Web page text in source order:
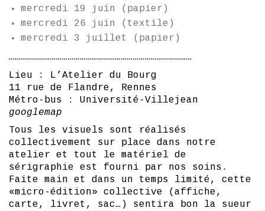
mercredi 19 juin (papier)
mercredi 26 juin (textile)
mercredi 3 juillet (papier)
…………………………………………………………………………………
Lieu : L’Atelier du Bourg
11 rue de Flandre, Rennes
Métro-bus : Université-Villejean
googlemap
Tous les visuels sont réalisés
collectivement sur place dans notre
atelier et tout le matériel de
sérigraphie est fourni par nos soins.
Faite main et dans un temps limité, cette
«micro-édition» collective (affiche,
carte, livret, sac…) sentira bon la sueur